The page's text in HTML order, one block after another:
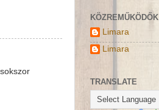
KÖZREMŰKÖDŐK
Limara
Limara
TRANSLATE